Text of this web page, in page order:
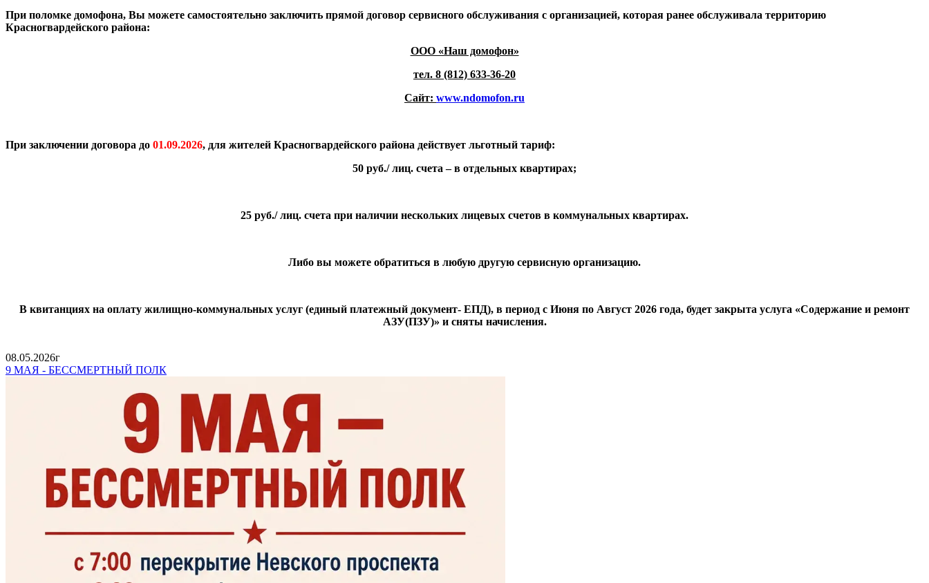
При поломке домофона, Вы можете самостоятельно заключить прямой договор сервисного обслуживания с организацией, которая ранее обслуживала территорию
Красногвардейского района:
ООО «Наш домофон»
тел. 8 (812) 633-36-20
Сайт: www.ndomofon.ru
При заключении договора до 01.09.2026, для жителей Красногвардейского района действует льготный тариф:
50 руб./ лиц. счета – в отдельных квартирах;
25 руб./ лиц. счета при наличии нескольких лицевых счетов в коммунальных квартирах.
Либо вы можете обратиться в любую другую сервисную организацию.
В квитанциях на оплату жилищно-коммунальных услуг (единый платежный документ- ЕПД), в период с Июня по Август 2026 года, будет закрыта услуга «Содержание и ремонт
АЗУ(ПЗУ)» и сняты начисления.
08.05.2026г
9 МАЯ - БЕССМЕРТНЫЙ ПОЛК